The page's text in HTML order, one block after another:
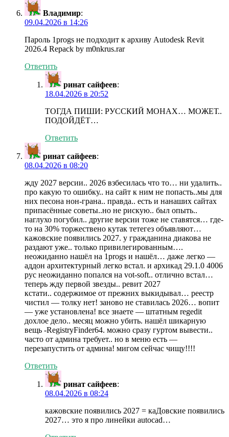
Владимир:
09.04.2026 в 14:26
Пароль 1progs не подходит к архиву Autodesk Revit
2026.4 Repack by m0nkrus.rar
Ответить
ринат сайфеев:
18.04.2026 в 20:52
ТОГДА ПИШИ: РУССКИЙ МОНАХ… МОЖЕТ..
ПОДОЙДЁТ…
Ответить
ринат сайфеев:
08.04.2026 в 08:20
жду 2027 версии.. 2026 взбесилась что то… ни удалить..
про какую то ошибку.. на сайт к ним не попасть..мы для
них песона нон-грана.. правда.. есть и нанаших сайтах
припасённые советы..но не рискую.. был опыть..
наглухо погубил.. другие версии тоже не ставятся… где-
то на 30% торжествено кутак тетегез объявляют…
кажовские появились 2027. у гражданина диакова не
раздают уже.. только привилегированным….
неожиданно нашёл на 1progs и нашёл… даже легко —
аддон архитектурный легко встал. и архикад 29.1.0 4006
рус неожиданно попался на vot-soft.. отлично встал…
теперь жду первой звезды.. ревит 2027
кстати.. содержимое от прежних выкидывал… реестр
чистил — толку нет! заново не ставилась 2026… вопит
— уже установлена! все знаете — штатным regedit
дохлое дело.. месяц можно убить. нашёл шикарную
вещь -RegistryFinder64. можно сразу гуртом вывести..
часто от админа требует.. но в меню есть —
перезапустить от админа! мигом сейчас чищу!!!!
Ответить
ринат сайфеев:
08.04.2026 в 08:24
кажовские появились 2027 = каДовские появились
2027… это я про линейки autocad…